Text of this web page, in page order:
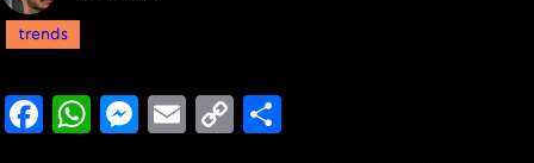
trends
Facebook
WhatsApp
Messenger
Email
Copy